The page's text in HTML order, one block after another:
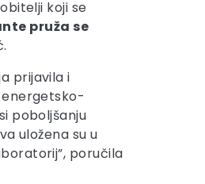
koji se
pruža se
prijavila i
energetsko-
poboljšanju
uložena su u
poručila